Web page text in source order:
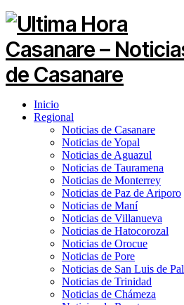
Inicio
Regional
Noticias de Casanare
Noticias de Yopal
Noticias de Aguazul
Noticias de Tauramena
Noticias de Monterrey
Noticias de Paz de Ariporo
Noticias de Maní
Noticias de Villanueva
Noticias de Hatocorozal
Noticias de Orocue
Noticias de Pore
Noticias de San Luis de
Noticias de Trinidad
Noticias de Chámeza